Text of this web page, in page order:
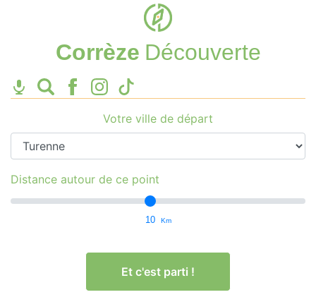
Corrèze Découverte
Votre ville de départ
Distance autour de ce point
10 Km
Et c'est parti !